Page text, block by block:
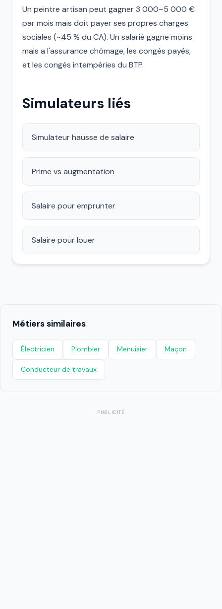
Un peintre artisan peut gagner 3 000–5 000 €
par mois mais doit payer ses propres charges
sociales (~45 % du CA). Un salarié gagne moins
mais a l'assurance chômage, les congés payés,
et les congés intempéries du BTP.
Simulateurs liés
Simulateur hausse de salaire
Prime vs augmentation
Salaire pour emprunter
Salaire pour louer
Métiers similaires
Électricien Plombier Menuisier Maçon
Conducteur de travaux
PUBLICITÉ